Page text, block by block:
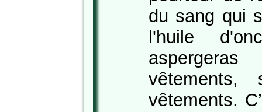
du sang qui
l'huile
vêtements.